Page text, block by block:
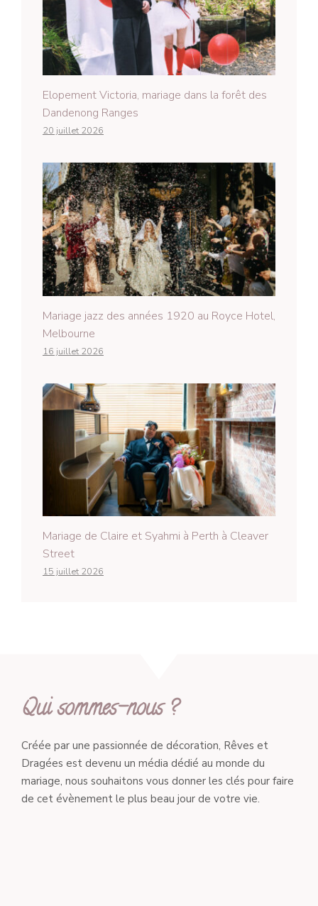
Elopement Victoria, mariage dans la forêt des
Dandenong Ranges
20 juillet 2026
Mariage jazz des années 1920 au Royce Hotel,
Melbourne
16 juillet 2026
Mariage de Claire et Syahmi à Perth à Cleaver
Street
15 juillet 2026
Qui sommes-nous ?
Créée par une passionnée de décoration, Rêves et
Dragées est devenu un média dédié au monde du
mariage, nous souhaitons vous donner les clés pour faire
de cet évènement le plus beau jour de votre vie.